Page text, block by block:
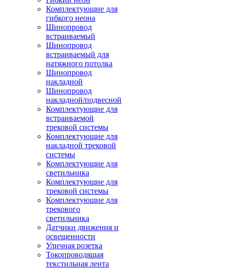
Комплектующие для
гибкого неона
Шинопровод
встраиваемый
Шинопровод
встраиваемый для
натяжного потолка
Шинопровод
накладной
Шинопровод
накладной/подвесной
Комплектующие для
встраиваемой
трековой системы
Комплектующие для
накладной трековой
системы
Комплектующие для
светильника
Комплектующие для
трековой системы
Комплектующие для
трекового
светильника
Датчики движения и
освещенности
Уличная розетка
Токопроводящая
текстильная лента